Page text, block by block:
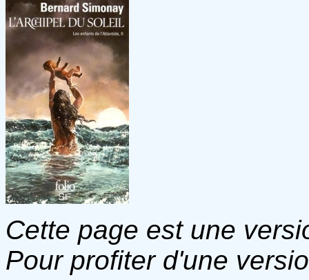
Cette page est une
Pour profiter d'une